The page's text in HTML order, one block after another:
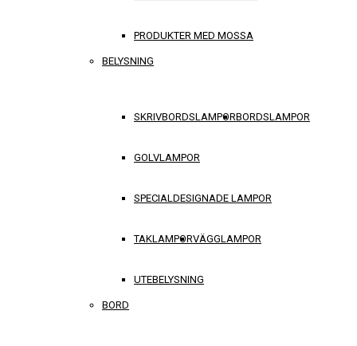
PRODUKTER MED MOSSA
BELYSNING
SKRIVBORDSLAMPORBORDSLAMPOR
GOLVLAMPOR
SPECIALDESIGNADE LAMPOR
TAKLAMPORVÄGGLAMPOR
UTEBELYSNING
BORD